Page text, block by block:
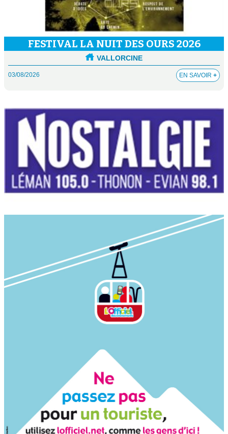
FESTIVAL LA NUIT DES OURS 2026
VALLORCINE
03/08/2026 EN SAVOIR +